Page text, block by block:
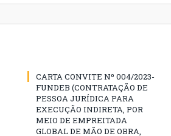
CARTA CONVITE Nº 004/2023-
FUNDEB (CONTRATAÇÃO DE
PESSOA JURÍDICA PARA
EXECUÇÃO INDIRETA, POR
MEIO DE EMPREITADA
GLOBAL DE MÃO DE OBRA,